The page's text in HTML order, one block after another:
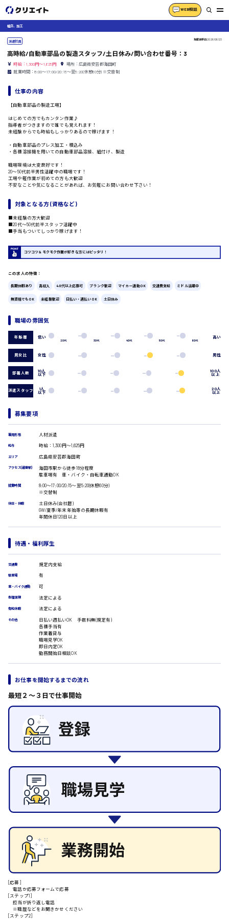
WEB相談
検品・包装・箱詰め
ピッキング・仕分け
介護・医療系
医師
看護助手
看護師
オフィスワーク系
貿易事務
データ入力
一般事務
経理事務
営業事務
受付事務
医療事務
翻訳、通訳
IT・クリエイティブ系
DTPオペレーター
CADオペレーター
システムエンジニア
プログラマー
カスタマーエンジニア
販売・サービス・フード系
経営企画
ルート営業
その他の専門職
施設管理・整備
施工管理
自動車整備士
配送・ドライバー
広島市東区
広島市南区
広島市西区
広島市安佐南区
広島市安佐北区
東広島市
安芸高田市
山県郡
時給1400円～
時給1500円以上
時給制すべて
日給8000円～
日給10000円以上
組立、加工
派遣社員 掲載更新日2026/06/23
高時給/自動車部品の製造スタッフ/土日休み/問い合わせ番号：3
時給：1,300円～1,625円
場所：広島県安芸郡海田町
就業時間：8:00〜17:00/20:15〜翌5:20(休憩60分) ※交替制
仕事の内容
【自動車部品の製造工場】
はじめての方でもカンタン作業♪
指導者がつきますので誰でも覚えれます！
未経験からでも時給もしっかりあるので稼げます！
・自動車部品のプレス加工・積込み
・各種溶接機を用いての自動車部品溶接、組付け、製造
職場環境は大変良好です！
20〜50代前半男性活躍中の職場です！
工場や軽作業が初めての方も大歓迎
不安なことや気になることがあれば、お気軽にお問い合わせ下さい！
対象となる方 (資格など)
■未経験の方大歓迎
■20代〜50代前半スタッフ活躍中
■手当もついてしっかり稼げます！
コツコツ＆モクモク作業が好きな方にはピッタリ！
この求人の特徴：
長期休暇あり 高収入 40代以上応募可 ブランク歓迎 マイカー通勤OK 交通費支給 ミドル活躍中
無資格でもOK 未経験歓迎 日払い・週払いOK 土日休み
職場の雰囲気
年齢層 低い
20代 30代 40代 50代 60代
高い
男女比 女性 男性
部署人数 10人
以下
100人
以上
派遣スタッフ 1人
以下
20人
以上
募集要項
雇用形態 人材派遣
給与 時給：1,300円～1,625円
エリア 広島県安芸郡海田町
アクセス(最寄駅)
海田市駅から徒歩18分程度
駐車場有 車・バイク・自転車通勤OK
就業時間
8:00〜17:00/20:15〜翌5:20(休憩60分)
※交替制
休日・休暇
土日休み(会社暦)
GW/夏季/年末年始等の長期休暇有
年間休日120日以上
待遇・福利厚生
交通費 規定内支給
駐車場 有
車・バイク通勤 可
各種保険 法定による
有給休暇 法定による
その他
日払い週払いOK 手数料無(規定有)
各種手当有
作業着貸与
職場見学OK
即日内定OK
勤務開始日相談OK
お仕事を開始するまでの流れ
最短２〜３日で仕事開始
[応募]
電話か応募フォームで応募
[ステップ1]
担当が折り返し電話
※職歴などをお聞きかせください
[ステップ2]